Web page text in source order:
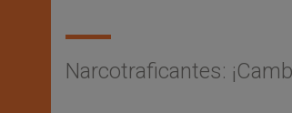
Narcotraficantes: